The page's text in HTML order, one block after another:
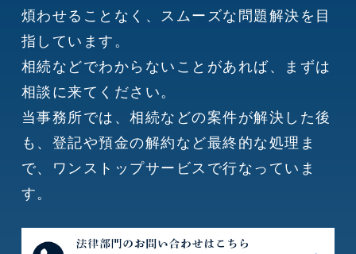
煩わせることなく、スムーズな問題解決を目
指しています。
相続などでわからないことがあれば、まずは
相談に来てください。
当事務所では、相続などの案件が解決した後
も、登記や預金の解約など最終的な処理ま
で、ワンストップサービスで行なっていま
す。